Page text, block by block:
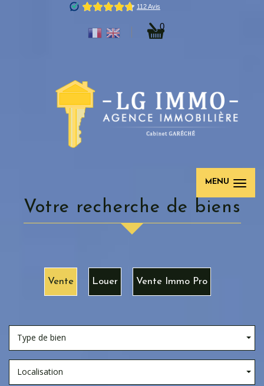
0
MENU
votre recherche de biens
Vente Louer Vente Immo Pro
Type de bien
Localisation